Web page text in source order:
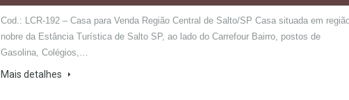
Cod.: LCR-192 – Casa para Venda Região Central de Salto/SP Casa situada em
nobre da Estância Turística de Salto SP, ao lado do Carrefour Bairro, postos de
Gasolina, Colégios,…
Mais detalhes